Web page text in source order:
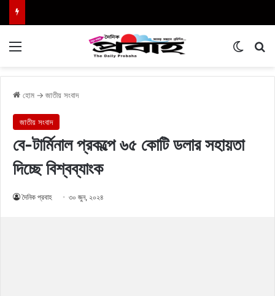
হোম → জাতীয় সংবাদ
জাতীয় সংবাদ
বে-টার্মিনাল প্রকল্পে ৬৫ কোটি ডলার সহায়তা
দিচ্ছে বিশ্বব্যাংক
দৈনিক প্রবাহ ৩০ জুন, ২০২৪